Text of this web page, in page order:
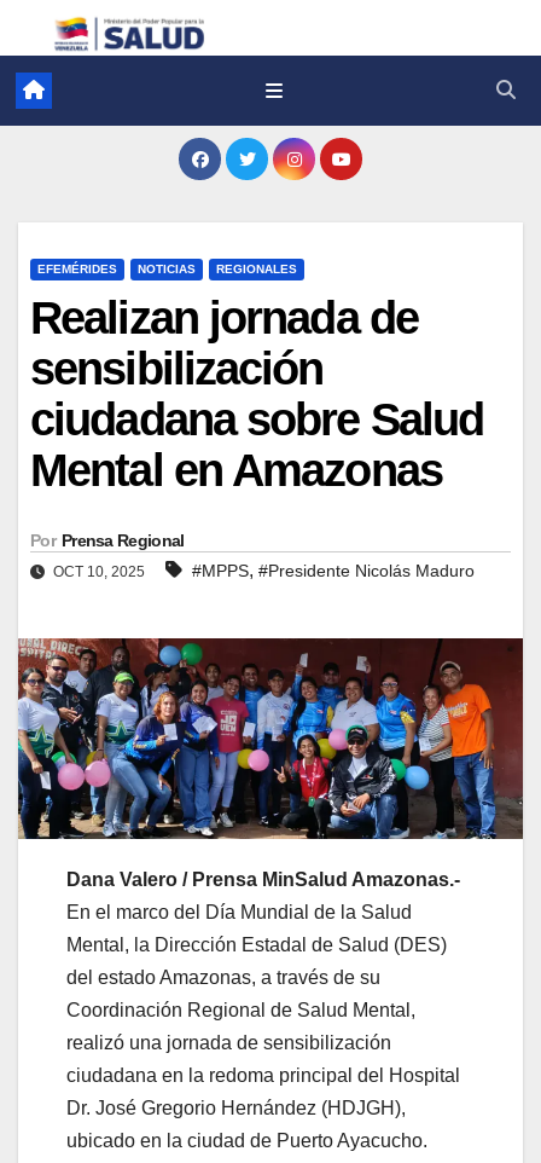
EFEMÉRIDES NOTICIAS REGIONALES
Realizan jornada de
sensibilización
ciudadana sobre Salud
Mental en Amazonas
Por Prensa Regional
OCT 10, 2025 #MPPS, #Presidente Nicolás Maduro
Dana Valero / Prensa MinSalud Amazonas.-
En el marco del Día Mundial de la Salud
Mental, la Dirección Estadal de Salud (DES)
del estado Amazonas, a través de su
Coordinación Regional de Salud Mental,
realizó una jornada de sensibilización
ciudadana en la redoma principal del Hospital
Dr. José Gregorio Hernández (HDJGH),
ubicado en la ciudad de Puerto Ayacucho.